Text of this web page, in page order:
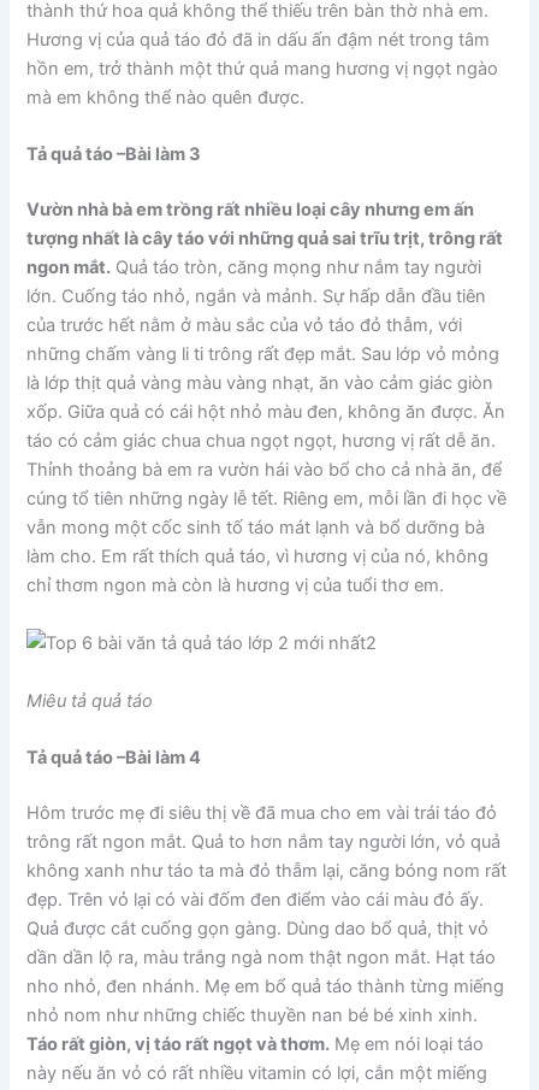
thành thứ hoa quả không thể thiếu trên bàn thờ nhà em.
Hương vị của quả táo đỏ đã in dấu ấn đậm nét trong tâm
hồn em, trở thành một thứ quả mang hương vị ngọt ngào
mà em không thể nào quên được.
Tả quả táo –Bài làm 3
Vườn nhà bà em trồng rất nhiều loại cây nhưng em ấn
tượng nhất là cây táo với những quả sai trĩu trịt, trông rất
ngon mắt. Quả táo tròn, căng mọng như nắm tay người
lớn. Cuống táo nhỏ, ngắn và mảnh. Sự hấp dẫn đầu tiên
của trước hết nằm ở màu sắc của vỏ táo đỏ thẫm, với
những chấm vàng li ti trông rất đẹp mắt. Sau lớp vỏ mỏng
là lớp thịt quả vàng màu vàng nhạt, ăn vào cảm giác giòn
xốp. Giữa quả có cái hột nhỏ màu đen, không ăn được. Ăn
táo có cảm giác chua chua ngọt ngọt, hương vị rất dễ ăn.
Thỉnh thoảng bà em ra vườn hái vào bổ cho cả nhà ăn, để
cúng tổ tiên những ngày lễ tết. Riêng em, mỗi lần đi học về
vẫn mong một cốc sinh tố táo mát lạnh và bổ dưỡng bà
làm cho. Em rất thích quả táo, vì hương vị của nó, không
chỉ thơm ngon mà còn là hương vị của tuổi thơ em.
Miêu tả quả táo
Tả quả táo –Bài làm 4
Hôm trước mẹ đi siêu thị về đã mua cho em vài trái táo đỏ
trông rất ngon mắt. Quả to hơn nắm tay người lớn, vỏ quả
không xanh như táo ta mà đỏ thẫm lại, căng bóng nom rất
đẹp. Trên vỏ lại có vài đốm đen điểm vào cái màu đỏ ấy.
Quả được cắt cuống gọn gàng. Dùng dao bổ quả, thịt vỏ
dần dần lộ ra, màu trắng ngà nom thật ngon mắt. Hạt táo
nho nhỏ, đen nhánh. Mẹ em bổ quả táo thành từng miếng
nhỏ nom như những chiếc thuyền nan bé bé xinh xinh.
Táo rất giòn, vị táo rất ngọt và thơm. Mẹ em nói loại táo
này nếu ăn vỏ có rất nhiều vitamin có lợi, cắn một miếng